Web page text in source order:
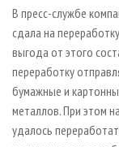
ДЕРЕВЯННОЕ
ЦБП
МОБИЛЬНЫЕ
ОФИЦИАЛЬНЫЕ
RUSSIAN
ГАЗЕТА
РЕКЛАМА НА
В пресс-службе
сдала на
выгода от этого
переработку
бумажные и
металлов. При этом
удалось